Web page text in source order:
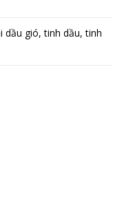
dầu gió, tinh dầu, tinh